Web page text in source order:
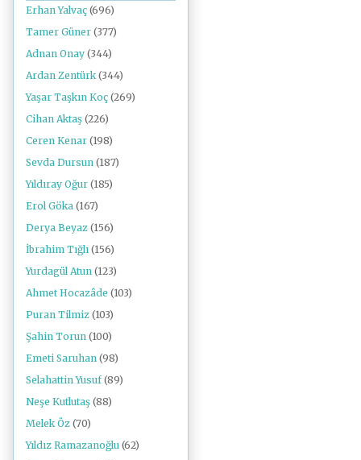
Erhan Yalvaç (696)
Tamer Güner (377)
Adnan Onay (344)
Ardan Zentürk (344)
Yaşar Taşkın Koç (269)
Cihan Aktaş (226)
Ceren Kenar (198)
Sevda Dursun (187)
Yıldıray Oğur (185)
Erol Göka (167)
Derya Beyaz (156)
İbrahim Tığlı (156)
Yurdagül Atun (123)
Ahmet Hocazâde (103)
Puran Tilmiz (103)
Şahin Torun (100)
Emeti Saruhan (98)
Selahattin Yusuf (89)
Neşe Kutlutaş (88)
Melek Öz (70)
Yıldız Ramazanoğlu (62)